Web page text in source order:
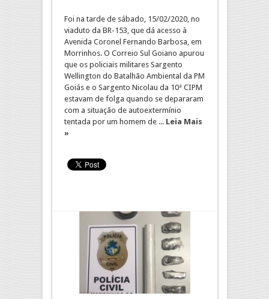
Foi na tarde de sábado, 15/02/2020, no
viaduto da BR-153, que dá acesso à
Avenida Coronel Fernando Barbosa, em
Morrinhos. O Correio Sul Goiano apurou
que os policiais militares Sargento
Wellington do Batalhão Ambiental da PM
Goiás e o Sargento Nicolau da 10ª CIPM
estavam de folga quando se depararam
com a situação de autoextermínio
tentada por um homem de ... Leia Mais
»